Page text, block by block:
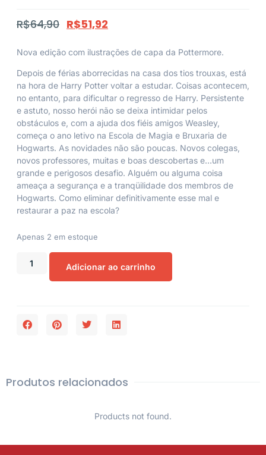
R$64,90 R$51,92
Nova edição com ilustrações de capa da Pottermore.
Depois de férias aborrecidas na casa dos tios trouxas, está
na hora de Harry Potter voltar a estudar. Coisas acontecem,
no entanto, para dificultar o regresso de Harry. Persistente
e astuto, nosso herói não se deixa intimidar pelos
obstáculos e, com a ajuda dos fiéis amigos Weasley,
começa o ano letivo na Escola de Magia e Bruxaria de
Hogwarts. As novidades não são poucas. Novos colegas,
novos professores, muitas e boas descobertas e…um
grande e perigosos desafio. Alguém ou alguma coisa
ameaça a segurança e a tranqüilidade dos membros de
Hogwarts. Como eliminar definitivamente esse mal e
restaurar a paz na escola?
Apenas 2 em estoque
Adicionar ao carrinho
Produtos relacionados
Products not found.